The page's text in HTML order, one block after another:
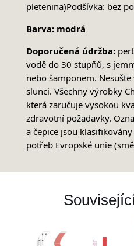
pletenina)Podšívka: bez
Barva: modrá
Doporučená údržba:
vodě do 30 stupňů, s
nebo šamponem.
slunci. Všechny výrobky
která zaručuje vysokou
zdravotní požadavky.
a čepice jsou
potřeb Evropské unie